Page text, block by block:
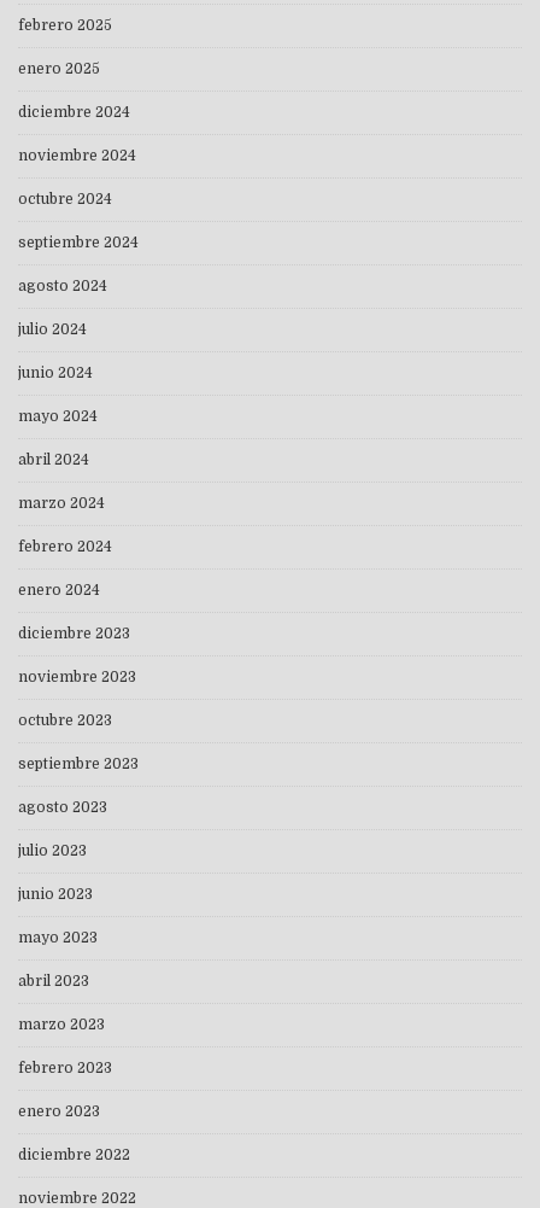
febrero 2025
enero 2025
diciembre 2024
noviembre 2024
octubre 2024
septiembre 2024
agosto 2024
julio 2024
junio 2024
mayo 2024
abril 2024
marzo 2024
febrero 2024
enero 2024
diciembre 2023
noviembre 2023
octubre 2023
septiembre 2023
agosto 2023
julio 2023
junio 2023
mayo 2023
abril 2023
marzo 2023
febrero 2023
enero 2023
diciembre 2022
noviembre 2022